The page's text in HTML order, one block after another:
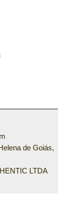
de Goiás,
LTDA